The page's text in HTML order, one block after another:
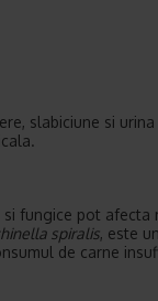
slabiciune si
fungice pot afecta
spiralis, este
de carne